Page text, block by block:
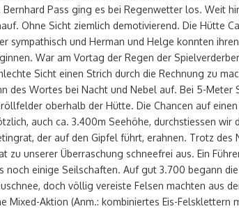
Bernhard Pass ging es bei Regenwetter los. Weit
Ohne Sicht ziemlich demotivierend. Die Hütte
sympathisch und Herman und Helge konnten
War am Vortag der Regen der
Sicht einen Strich durch die Rechnung zu
des Wortes bei Nacht und Nebel auf. Bei 5-
oberhalb der Hütte. Die Chancen auf
auch ca. 3.400m Seehöhe, durchstiessen wir
der auf den Gipfel führt, erahnen. Trotz des
zu unserer Überraschung schneefrei aus. Ein
noch einige Seilschaften. Auf gut 3.700 begann
doch völlig vereiste Felsen machten aus
Mixed-Aktion (Anm.: kombiniertes Eis-Felsklettern